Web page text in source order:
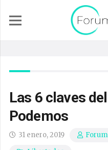
Las 6 claves
Podemos
31 enero, 2019